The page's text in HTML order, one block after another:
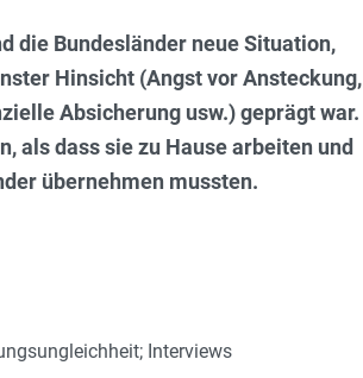
die Bundesländer neue Situation,
Hinsicht (Angst vor Ansteckung,
Absicherung usw.) geprägt war.
als dass sie zu Hause arbeiten und
übernehmen mussten.
Interviews